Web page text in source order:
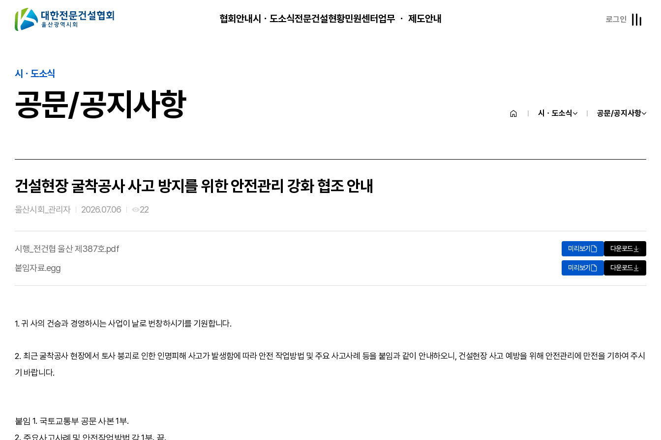
협회안내시ㆍ도소식전문건설현황민원센터업무 ㆍ 제도안내 로그인
시ㆍ도소식
공문/공지사항 시ㆍ도소식 공문/공지사항
건설현장 굴착공사 사고 방지를 위한 안전관리 강화 협조 안내
울산시회_관리자 2026.07.06 22
시행_전건협 울산 제387호.pdf 미리보기 다운로드
붙임자료.egg 미리보기 다운로드
1.귀 사의 건승과 경영하시는 사업이 날로 번창하시기를 기원합니다.
2. 최근 굴착공사 현장에서 토사 붕괴로 인한 인명피해 사고가 발생함에 따라 안전 작업방법 및 주요 사고사례 등을 붙임과 같이 안내하오니 , 건설현장 사고 예방을 위해 안전관리에 만전을 기하여 주시
기 바랍니다.
붙임 1. 국토교통부 공문 사본1부.
2. 주요사고사례 및 안전작업방법 각1부. 끝.